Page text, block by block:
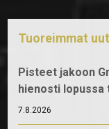
Tuoreimmat
Pisteet jakoon
hienosti lopussa
7.8.2026